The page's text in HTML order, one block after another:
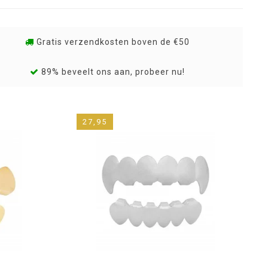
Gratis verzendkosten boven de €50
89% beveelt ons aan, probeer nu!
27,95